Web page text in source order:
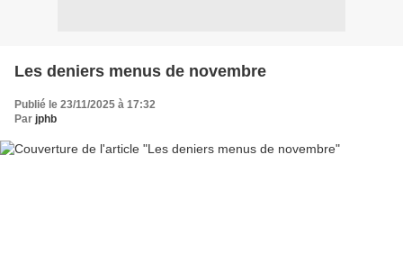
Les deniers menus de novembre
Publié le 23/11/2025 à 17:32
Par jphb